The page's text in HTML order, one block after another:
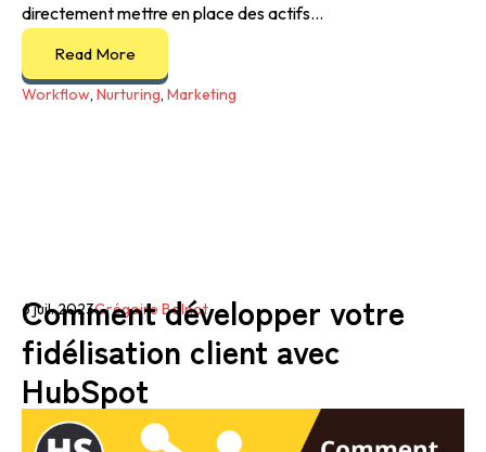
directement mettre en place des actifs...
Read More
Workflow, Nurturing, Marketing
Comment développer votre
fidélisation client avec
HubSpot
6 juil. 2023Grégoire Bolnot